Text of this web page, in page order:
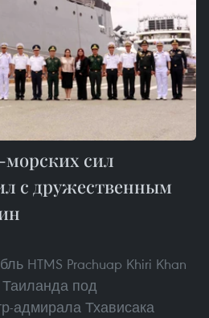
сил
с дружественным
HTMS Prachuap Khiri Khan
под
адмирала Тхависака